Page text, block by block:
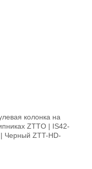
ZS44-28.6 /
- 1-1/2" (или 1-